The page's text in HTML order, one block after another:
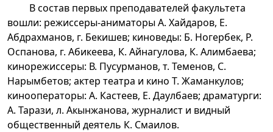
В состав первых преподавателей факультета
вошли: режиссеры-аниматоры А. Хайдаров, Е.
Абдрахманов, г. Бекишев; киноведы: Б. Ногербек, Р.
Оспанова, г. Абикеева, К. Айнагулова, К. Алимбаева;
кинорежиссеры: В. Пусурманов, т. Теменов, С.
Нарымбетов; актер театра и кино Т. Жаманкулов;
кинооператоры: А. Кастеев, Е. Даулбаев; драматурги:
А. Тарази, л. Акынжанова, журналист и видный
общественный деятель К. Смаилов.